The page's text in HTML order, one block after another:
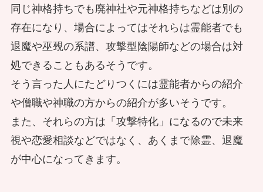
同じ神格持ちでも廃神社や元神格持ちなどは別の
存在になり、場合によってはそれらは霊能者でも
退魔や巫覡の系譜、攻撃型陰陽師などの場合は対
処できることもあるそうです。
そう言った人にたどりつくには霊能者からの紹介
や僧職や神職の方からの紹介が多いそうです。
また、それらの方は「攻撃特化」になるので未来
視や恋愛相談などではなく、あくまで除霊、退魔
が中心になってきます。